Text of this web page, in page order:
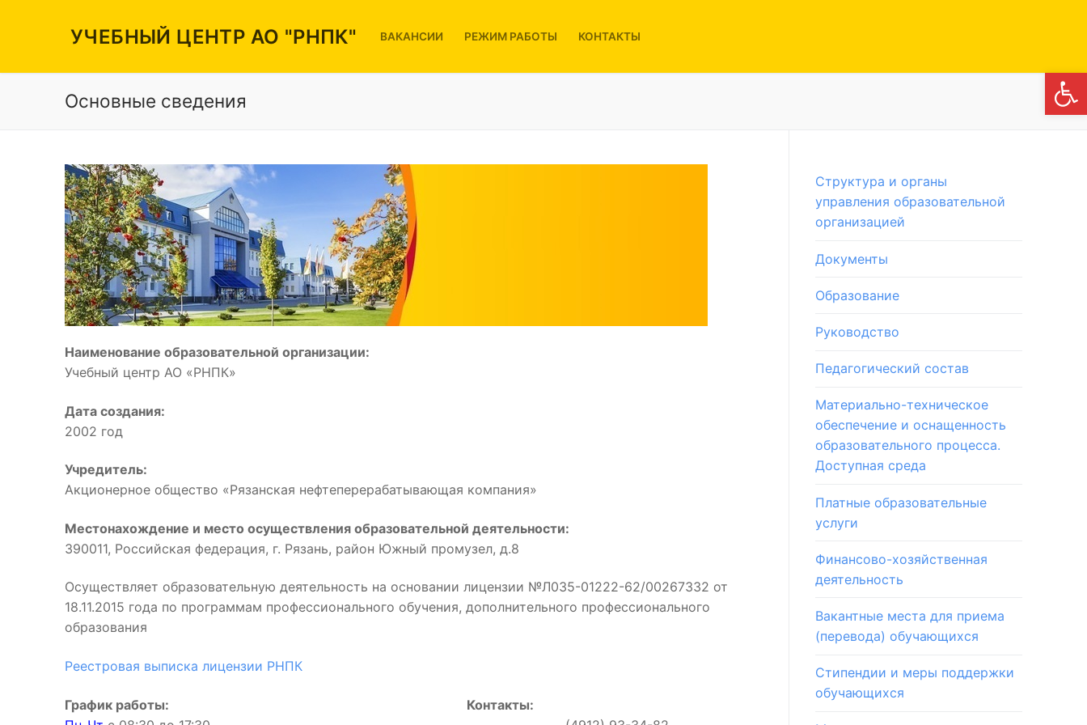
УЧЕБНЫЙ ЦЕНТР АО "РНПК" ВАКАНСИИ РЕЖИМ РАБОТЫ КОНТАКТЫ
Вакансии
Режим работы
Контакты
Основные сведения
Наименование образовательной организации:
Учебный центр АО «РНПК»
Дата создания:
2002 год
Учредитель:
Акционерное общество «Рязанская нефтеперерабатывающая компания»
Местонахождение и место осуществления образовательной деятельности:
390011, Российская федерация, г. Рязань, район Южный промузел, д.8
Осуществляет образовательную деятельность на основании лицензии №Л035-01222-62/00267332 от
18.11.2015 года по программам профессионального обучения, дополнительного профессионального
образования
Реестровая выписка лицензии РНПК
График работы: Контакты:
Структура и органы
управления образовательной
организацией
Документы
Образование
Руководство
Педагогический состав
Материально-техническое
обеспечение и оснащенность
образовательного процесса.
Доступная среда
Платные образовательные
услуги
Финансово-хозяйственная
деятельность
Вакантные места для приема
(перевода) обучающихся
Стипендии и меры поддержки
обучающихся